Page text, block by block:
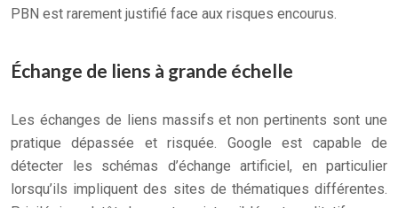
PBN est rarement justifié face aux risques encourus.
Échange de liens à grande échelle
Les échanges de liens massifs et non pertinents sont une
pratique dépassée et risquée. Google est capable de
détecter les schémas d’échange artificiel, en particulier
lorsqu’ils impliquent des sites de thématiques différentes.